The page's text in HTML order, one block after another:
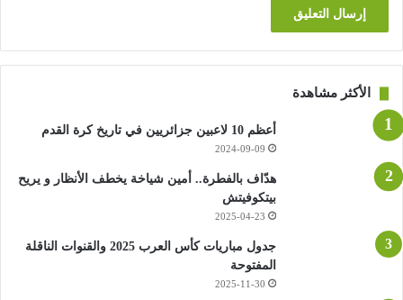
الأكثر مشاهدة
أعظم 10 لاعبين جزائريين في تاريخ كرة القدم
2024-09-09
هدّاف بالفطرة.. أمين شياخة يخطف الأنظار و يريح
بيتكوفيتش
2025-04-23
جدول مباريات كأس العرب 2025 والقنوات الناقلة
المفتوحة
2025-11-30